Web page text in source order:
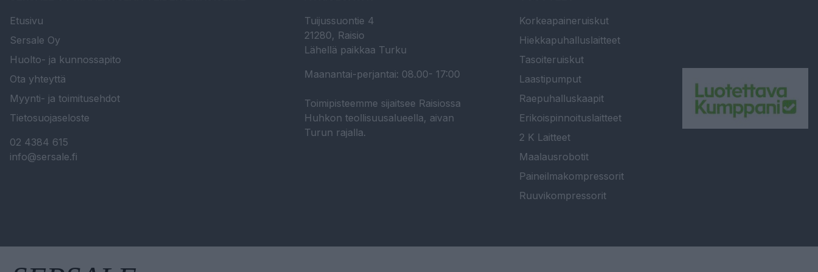
Etusivu
Sersale Oy
Huolto- ja kunnossapito
Ota yhteyttä
Myynti- ja toimitusehdot
Tietosuojaseloste
02 4384 615
info@sersale.fi
Tuijussuontie 4
21280, Raisio
Lähellä paikkaa Turku
Maanantai-perjantai: 08.00- 17:00
Toimipisteemme sijaitsee Raisiossa
Huhkon teollisuusalueella, aivan
Turun rajalla.
Korkeapaineruiskut
Hiekkapuhalluslaitteet
Tasoiteruiskut
Laastipumput
Raepuhalluskaapit
Erikoispinnoituslaitteet
2 K Laitteet
Maalausrobotit
Paineilmakompressorit
Ruuvikompressorit